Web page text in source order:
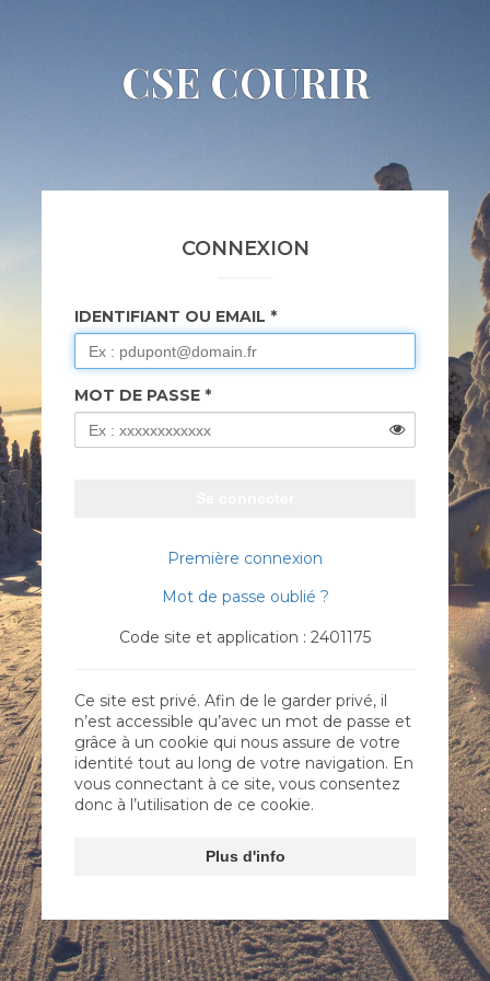
CSE COURIR
CONNEXION
IDENTIFIANT OU EMAIL
MOT DE PASSE
Première connexion
Mot de passe oublié ?
Code site et application : 2401175
Ce site est privé. Afin de le garder privé, il
n’est accessible qu’avec un mot de passe et
grâce à un cookie qui nous assure de votre
identité tout au long de votre navigation. En
vous connectant à ce site, vous consentez
donc à l’utilisation de ce cookie.
Plus d'info